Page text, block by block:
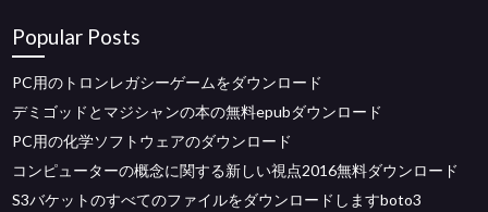
Popular Posts
PC用のトロンレガシーゲームをダウンロード
デミゴッドとマジシャンの本の無料epubダウンロード
PC用の化学ソフトウェアのダウンロード
コンピューターの概念に関する新しい視点2016無料ダウンロード
S3バケットのすべてのファイルをダウンロードしますboto3